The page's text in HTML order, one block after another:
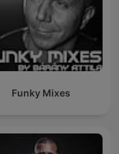
Funky Mixes